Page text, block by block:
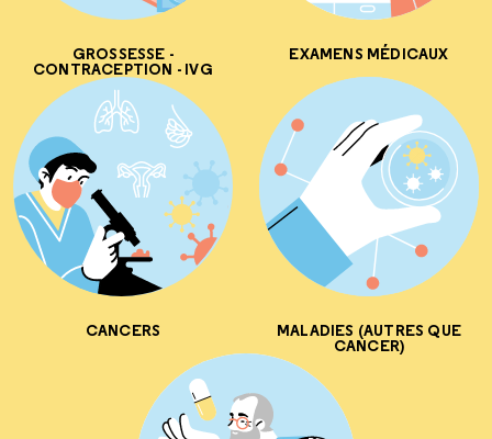
GROSSESSE -
CONTRACEPTION - IVG
EXAMENS MÉDICAUX
CANCERS MALADIES (AUTRES QUE
CANCER)